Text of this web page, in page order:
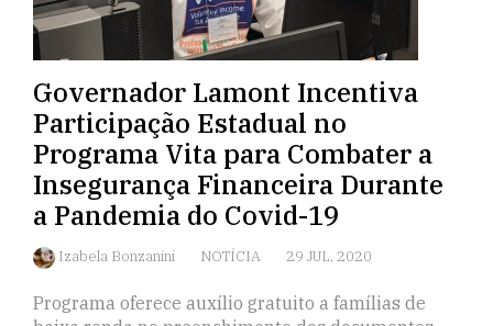
Governador Lamont Incentiva
Participação Estadual no
Programa Vita para Combater a
Insegurança Financeira Durante
a Pandemia do Covid-19
Izabela Bonzanini NOTÍCIA 29 JUL, 2020
Programa oferece auxílio gratuito a famílias de